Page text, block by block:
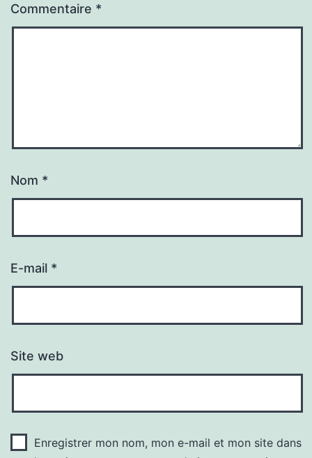
Commentaire *
Nom *
E-mail *
Site web
Enregistrer mon nom, mon e-mail et mon site dans